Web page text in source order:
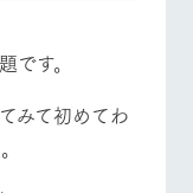
す。
みて初めてわ